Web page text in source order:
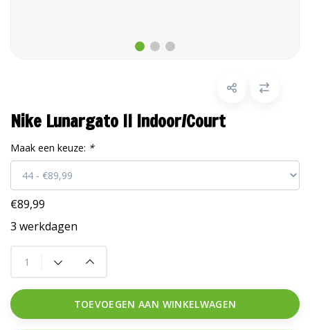
Nike Lunargato II Indoor/Court
Maak een keuze: *
€89,99
3 werkdagen
TOEVOEGEN AAN WINKELWAGEN